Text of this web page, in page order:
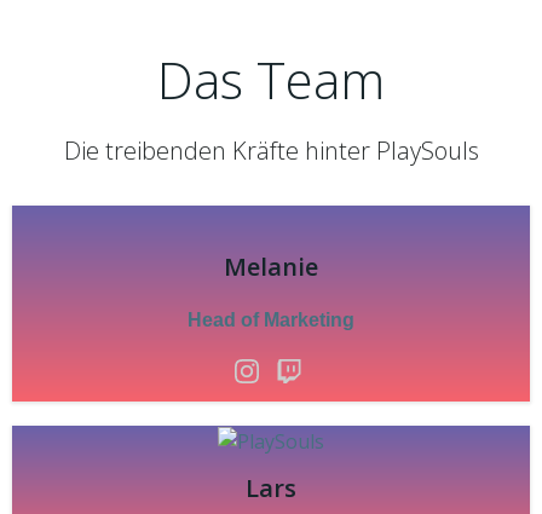
Das Team
Die treibenden Kräfte hinter PlaySouls
Melanie
Head of Marketing
Lars